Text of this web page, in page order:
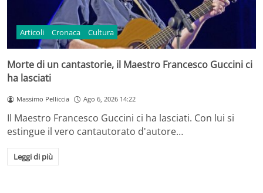
Articoli Cronaca Cultura
Morte di un cantastorie, il Maestro Francesco Guccini ci
ha lasciati
Massimo Pelliccia Ago 6, 2026 14:22
Il Maestro Francesco Guccini ci ha lasciati. Con lui si
estingue il vero cantautorato d'autore…
Leggi di più